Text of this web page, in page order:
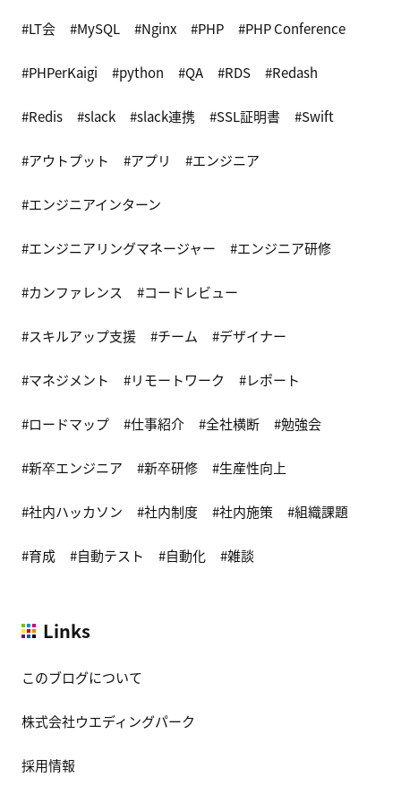
LT会 MySQL Nginx PHP PHP Conference
PHPerKaigi python QA RDS Redash
Redis slack slack連携 SSL証明書 Swift
アウトプット アプリ エンジニア
エンジニアインターン
エンジニアリングマネージャー エンジニア研修
カンファレンス コードレビュー
スキルアップ支援 チーム デザイナー
マネジメント リモートワーク レポート
ロードマップ 仕事紹介 全社横断 勉強会
新卒エンジニア 新卒研修 生産性向上
社内ハッカソン 社内制度 社内施策 組織課題
育成 自動テスト 自動化 雑談
Links
このブログについて
株式会社ウエディングパーク
採用情報